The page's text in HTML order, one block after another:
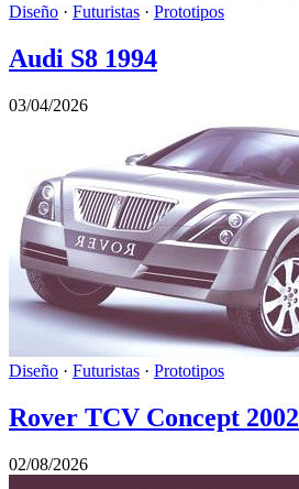
Diseño · Futuristas · Prototipos
Audi S8 1994
03/04/2026
Diseño · Futuristas · Prototipos
Rover TCV Concept 2002
02/08/2026